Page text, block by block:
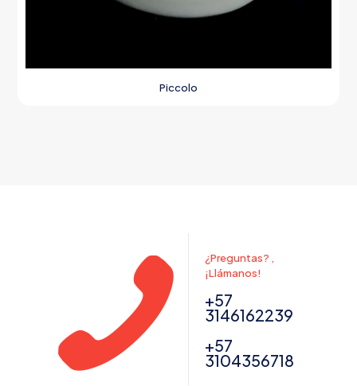
Piccolo
¿Preguntas? ,
¡Llámanos!
+57
3146162239
+57
3104356718